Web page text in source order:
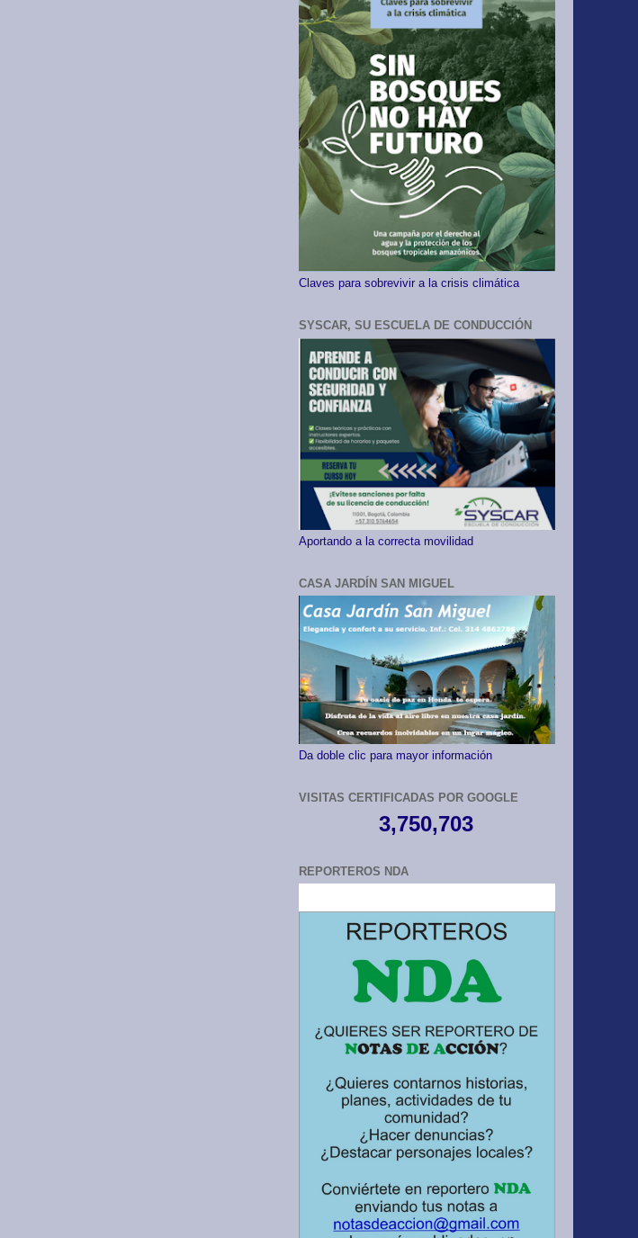
Claves para sobrevivir a la crisis climática
SYSCAR, SU ESCUELA DE CONDUCCIÓN
Aportando a la correcta movilidad
CASA JARDÍN SAN MIGUEL
Da doble clic para mayor información
VISITAS CERTIFICADAS POR GOOGLE
3,750,703
REPORTEROS NDA